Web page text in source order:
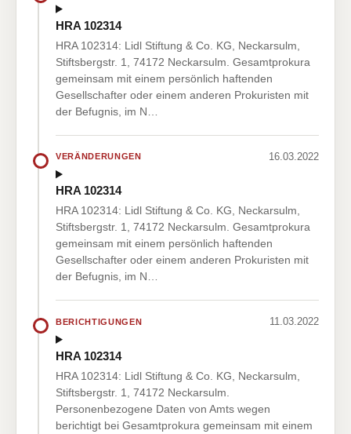
HRA 102314
HRA 102314: Lidl Stiftung & Co. KG, Neckarsulm,
Stiftsbergstr. 1, 74172 Neckarsulm. Gesamtprokura
gemeinsam mit einem persönlich haftenden
Gesellschafter oder einem anderen Prokuristen mit
der Befugnis, im N…
VERÄNDERUNGEN 16.03.2022
HRA 102314
HRA 102314: Lidl Stiftung & Co. KG, Neckarsulm,
Stiftsbergstr. 1, 74172 Neckarsulm. Gesamtprokura
gemeinsam mit einem persönlich haftenden
Gesellschafter oder einem anderen Prokuristen mit
der Befugnis, im N…
BERICHTIGUNGEN 11.03.2022
HRA 102314
HRA 102314: Lidl Stiftung & Co. KG, Neckarsulm,
Stiftsbergstr. 1, 74172 Neckarsulm.
Personenbezogene Daten von Amts wegen
berichtigt bei Gesamtprokura gemeinsam mit einem